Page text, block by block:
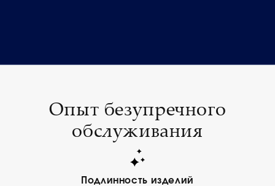
Опыт безупречного
обслуживания
Подлинность изделий